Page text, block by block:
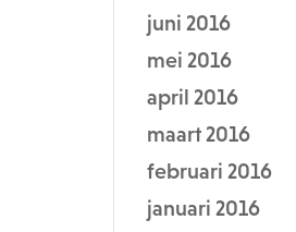
juni 2016
mei 2016
april 2016
maart 2016
februari 2016
januari 2016